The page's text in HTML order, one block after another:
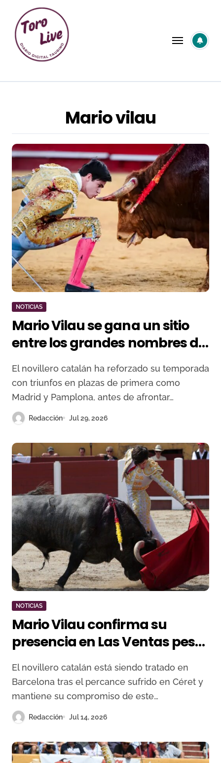
contenido
Mario vilau
NOTICIAS
Mario Vilau se gana un sitio
entre los grandes nombres del
escalafón
El novillero catalán ha reforzado su temporada
con triunfos en plazas de primera como
Madrid y Pamplona, antes de afrontar…
Redacción Jul 29, 2026
NOTICIAS
Mario Vilau confirma su
presencia en Las Ventas pese
a un esguince de grado II en la
rodilla
El novillero catalán está siendo tratado en
Barcelona tras el percance sufrido en Céret y
mantiene su compromiso de este…
Redacción Jul 14, 2026